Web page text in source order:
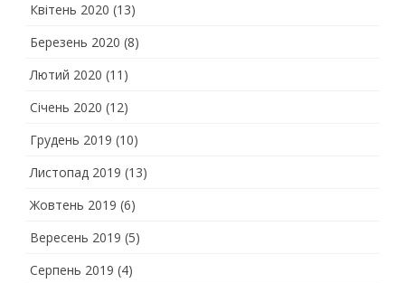
Квітень 2020 (13)
Березень 2020 (8)
Лютий 2020 (11)
Січень 2020 (12)
Грудень 2019 (10)
Листопад 2019 (13)
Жовтень 2019 (6)
Вересень 2019 (5)
Серпень 2019 (4)